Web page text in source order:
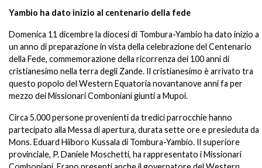
Yambio ha dato inizio al centenario della fede
Domenica 11 dicembre la diocesi di Tombura-Yambio ha dato inizio a
un anno di preparazione in vista della celebrazione del Centenario
della Fede, commemorazione della ricorrenza dei 100 anni di
cristianesimo nella terra degli Zande. Il cristianesimo è arrivato tra
questo popolo del Western Equatoria novantanove anni fa per
mezzo dei Missionari Comboniani giunti a Mupoi.
Circa 5.000 persone provenienti da tredici parrocchie hanno
partecipato alla Messa di apertura, durata sette ore e presieduta da
Mons. Eduard Hiiboro Kussala di Tombura-Yambio. Il superiore
provinciale, P. Daniele Moschetti, ha rappresentato i Missionari